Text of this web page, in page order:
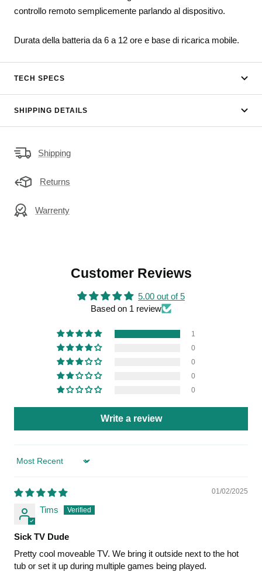
controllo remoto semplicemente parlando al dispositivo.
Durata della batteria da 6 a 12 ore e base di ricarica mobile.
TECH SPECS
SHIPPING DETAILS
Shipping
Returns
Warrenty
Customer Reviews
5.00 out of 5
Based on 1 review
1
0
0
0
0
Write a review
Sort by
01/02/2025
Tims
Sick TV Dude
Pretty cool moveable TV. We bring it outside next to the hot
tub or set it up during multiple games being played.